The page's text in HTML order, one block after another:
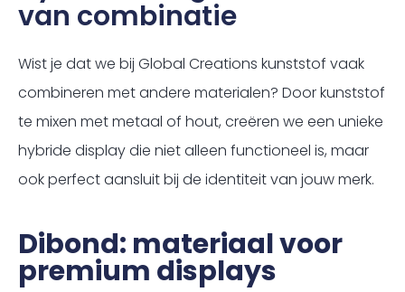
van combinatie
Wist je dat we bij Global Creations kunststof vaak
combineren met andere materialen? Door kunststof
te mixen met metaal of hout, creëren we een unieke
hybride display die niet alleen functioneel is, maar
ook perfect aansluit bij de identiteit van jouw merk.
Dibond: materiaal voor
premium displays